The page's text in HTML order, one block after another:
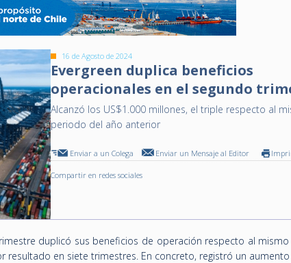
16 de Agosto de 2024
Evergreen duplica beneficios
operacionales en el segundo
Alcanzó los US$1.000 millones, el triple respecto al
periodo del año anterior
Enviar a un Colega Enviar un Mensaje al Editor
Compartir en redes sociales
duplicó sus beneficios de operación respecto al
resultado en siete trimestres. En concreto, registró un